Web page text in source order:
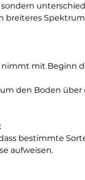
breiteres
mit Beginn
den Boden
bestimmte
aufweisen.